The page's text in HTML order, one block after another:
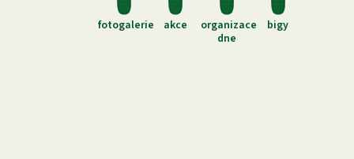
fotogalerie akce
organizace
dne
bigy